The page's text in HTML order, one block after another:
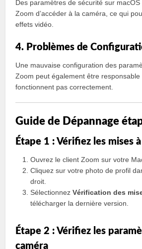
Des paramètres de sécurité sur
Zoom d’accéder à la caméra, ce qui
effets vidéo.
4. Problèmes de
Une mauvaise configuration des
Zoom peut également être responsable
fonctionnent pas correctement.
Guide de Dépannage
Étape 1 : Vérifiez les mises
Ouvrez le client Zoom sur votre
Cliquez sur votre photo de profil
droit.
SélectionnezVérification des
télécharger la dernière version.
Étape 2 : Vérifiez les
caméra